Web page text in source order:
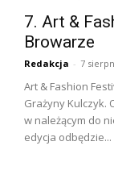
7. Art &
Browarze
Redakcja - 7
Art & Fashion
Grażyny Kulczyk.
w należącym do
edycja odbędzie...